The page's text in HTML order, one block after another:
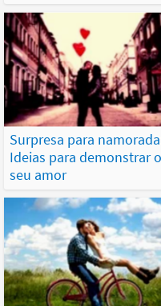
Surpresa para
Ideias para demonstrar o
seu amor